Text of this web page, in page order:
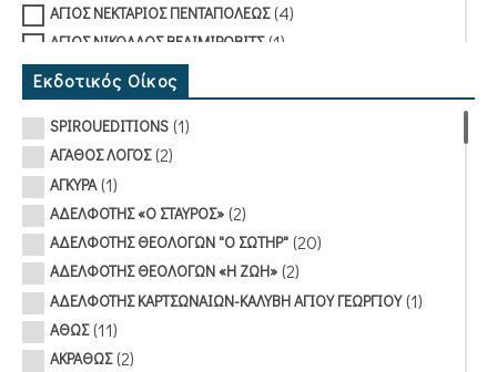
ΑΓΙΟΣ ΝΕΚΤΑΡΙΟΣ ΠΕΝΤΑΠΟΛΕΩΣ(4)
ΑΓΙΟΣ ΝΙΚΟΛΑΟΣ ΒΕΛΙΜΙΡΟΒΙΤΣ(1)
ΑΚΡΟΠΟΛΙΤΗΣ ΓΕΩΡΓΙΟΣ
ΑΛΑΤΑΡΗ ΑΔΑΜΑΝΤΙΑ(1)
ΑΛΕΒΙΖΑΚΗΣ ΣΩΤΗΡΙΟΣ (ΠΡΩΤΟΠΡΕΣΒΥΤΕΡΟΣ)
ΑΛΕΞΙΟΥ ΑΘΗΝΑ(2)
ΑΛΕΞΙΟΥ ΙΩΑΝΝΗΣ (ΑΡΧΙΜΑΝΔΡΙΤΗΣ)
ΑΛΕΥΡΑΣ ΓΕΩΡΓΙΟΣ (ΙΕΡΟΜΟΝΑΧΟΣ)
ΑΝΑΣΤΑΣΑΚΟΥ ΑΝΝΑ(1)
ΑΝΔΡΑΚΑΚΟΣ ΗΛΙΑΣ(2)
ΑΡΓΥΡΗΣ ΠΕΤΡΟΣ(1)
ΑΡΧΙΕΠΙΣΚΟΠΟΣ ΑΘΗΝΩΝ ΚΑΙ ΠΑΣΗΣ ΕΛΛΑΔΟΣ
ΧΡΙΣΤΟΔΟΥΛΟΣ(1)
Εκδοτικός Οίκος
SPIROUEDITIONS (1)
ΑΓΑΘΟΣ ΛΟΓΟΣ(2)
ΑΓΚΥΡΑ(1)
ΑΔΕΛΦΟΤΗΣ «Ο ΣΤΑΥΡΟΣ» (2)
ΑΔΕΛΦΟΤΗΣ ΘΕΟΛΟΓΩΝ "Ο ΣΩΤΗΡ" (20)
ΑΔΕΛΦΟΤΗΣ ΘΕΟΛΟΓΩΝ «Η ΖΩΗ» (2)
ΑΔΕΛΦΟΤΗΣ ΚΑΡΤΣΩΝΑΙΩΝ-ΚΑΛΥΒΗ ΑΓΙΟΥ ΓΕΩΡΓΙΟΥ(1)
ΑΘΩΣ(11)
ΑΚΡΑΘΩΣ(2)